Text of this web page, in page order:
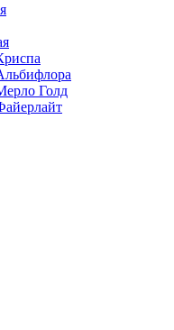
Голд